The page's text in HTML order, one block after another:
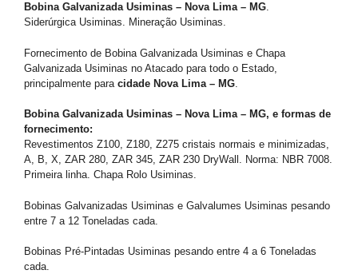
Bobina Galvanizada Usiminas – Nova Lima – MG.
Siderúrgica Usiminas. Mineração Usiminas.
Fornecimento de Bobina Galvanizada Usiminas e Chapa
Galvanizada Usiminas no Atacado para todo o Estado,
principalmente para cidade Nova Lima – MG
Bobina Galvanizada Usiminas – Nova Lima – MG, e formas de
fornecimento:
Revestimentos Z100, Z180, Z275 cristais normais e minimizadas,
A, B, X, ZAR 280, ZAR 345, ZAR 230 DryWall. Norma: NBR 7008.
Primeira linha. Chapa Rolo Usiminas.
Bobinas Galvanizadas Usiminas e Galvalumes Usiminas pesando
entre 7 a 12 Toneladas cada.
Bobinas Pré-Pintadas Usiminas pesando entre 4 a 6 Toneladas
cada.